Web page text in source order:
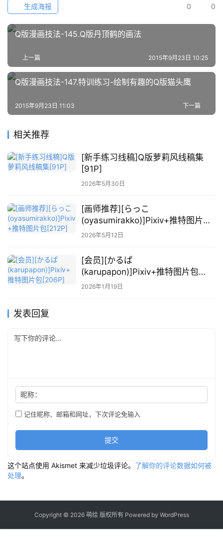
关
站
0 0
生成海报
Q版漫画技法-145.Q版丹顶鹤的画法
上一篇 2015年9月23日 10:25
Q版漫画技法-147.特训练习-绘制有趣的Q版猫头鹰
下一篇
2015年9月23日 11:03
相关推荐
[新手练习线稿]Q版萝莉风线稿集
[91P]
2026年5月30日
[画师推荐][らっこ
(oyasumirakko)]Pixiv+推特图片包
[212P]
2026年5月12日
[会员][かるぱ
(karupapon)]Pixiv+推特图片包
[206P]
2026年1月19日
发表回复
昵称：
记住昵称、邮箱和网址，下次评论免输入
提交
这个站点使用 Akismet 来减少垃圾评论。 了解你的评论数据如何被
处理。
Copyright © 2026 萌绘 版权所有 Powered by WordPress